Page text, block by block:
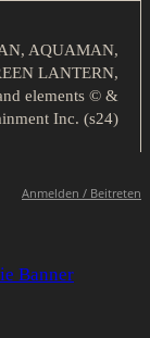
AQUAMAN,
LANTERN,
elements © &
Inc. (s24)
Anmelden / Beitreten
Banner